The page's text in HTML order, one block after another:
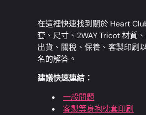
在這裡快速找到關於 Heart
套、尺寸、2WAY Tricot 材質
出貨、關稅、保養、客製印刷
名的解答。
建議快速連結：
一般問題
客製等身抱枕套印刷